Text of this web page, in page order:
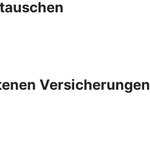
Versicherungen